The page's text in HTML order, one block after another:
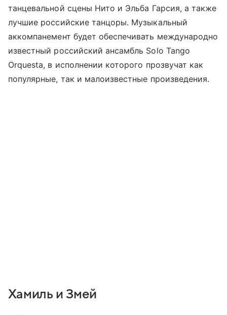
танцевальной сцены Нито и Эльба Гарсия, а также
лучшие российские танцоры. Музыкальный
аккомпанемент будет обеспечивать международно
известный российский ансамбль Solo Tango
Orquesta, в исполнении которого прозвучат как
популярные, так и малоизвестные произведения.
Хамиль и Змей